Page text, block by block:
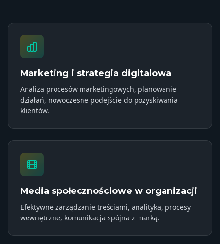
Marketing i strategia digitalowa
Analiza procesów marketingowych, planowanie
działań, nowoczesne podejście do pozyskiwania
klientów.
Media społecznościowe w organizacji
Efektywne zarządzanie treściami, analityka, procesy
wewnętrzne, komunikacja spójna z marką.